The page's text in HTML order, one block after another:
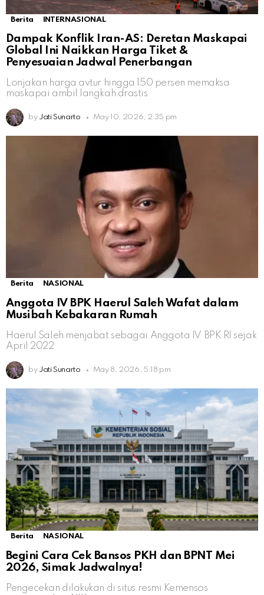
Berita INTERNASIONAL
Dampak Konflik Iran-AS: Deretan Maskapai
Global Ini Naikkan Harga Tiket &
Penyesuaian Jadwal Penerbangan
Lonjakan harga avtur hingga 150 persen memaksa
maskapai ambil langkah drastis
by Jati Sunarto May 10, 2026, 2:35 pm
Berita NASIONAL
Anggota IV BPK Haerul Saleh Wafat dalam
Musibah Kebakaran Rumah
Haerul Saleh menjabat sebagai Anggota IV BPK RI sejak
April 2022
by Jati Sunarto May 8, 2026, 5:18 pm
Berita NASIONAL
Begini Cara Cek Bansos PKH dan BPNT Mei
2026, Simak Jadwalnya!
Pengecekan dilakukan di situs resmi Kemensos